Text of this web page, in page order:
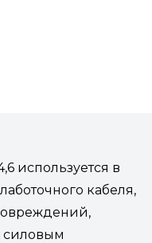
используется в
кабеля,
силовым